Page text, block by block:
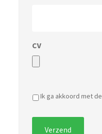
CV
Ik ga akkoord met de